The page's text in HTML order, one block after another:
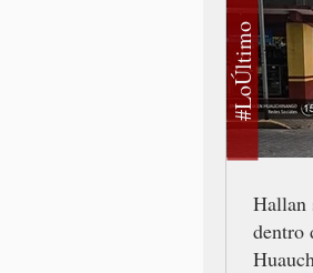
Hallan
dentro
#LoÚltimo